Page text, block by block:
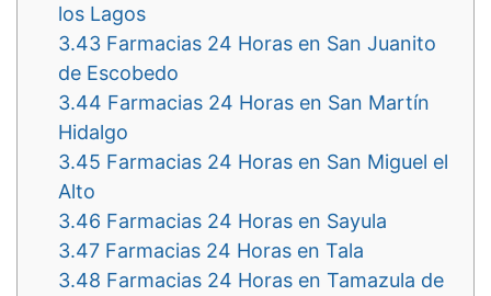
los Lagos
3.43 Farmacias 24 Horas en San Juanito
de Escobedo
3.44 Farmacias 24 Horas en San Martín
Hidalgo
3.45 Farmacias 24 Horas en San Miguel el
Alto
3.46 Farmacias 24 Horas en Sayula
3.47 Farmacias 24 Horas en Tala
3.48 Farmacias 24 Horas en Tamazula de